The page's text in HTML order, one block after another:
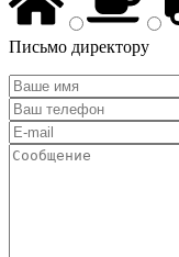
Письмо директору